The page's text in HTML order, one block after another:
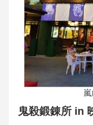
鬼殺鍛錬所 in